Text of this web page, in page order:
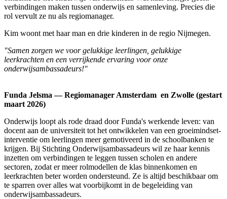
verbindingen maken tussen onderwijs en samenleving. Precies die
rol vervult ze nu als regiomanager.
Kim woont met haar man en drie kinderen in de regio Nijmegen.
"Samen zorgen we voor gelukkige leerlingen, gelukkige
leerkrachten en een verrijkende ervaring voor onze
onderwijsambassadeurs!"
Funda Jelsma — Regiomanager Amsterdam en Zwolle (gestart
maart 2026)
Onderwijs loopt als rode draad door Funda's werkende leven: van
docent aan de universiteit tot het ontwikkelen van een groeimindset-
interventie om leerlingen meer gemotiveerd in de schoolbanken te
krijgen. Bij Stichting Onderwijsambassadeurs wil ze haar kennis
inzetten om verbindingen te leggen tussen scholen en andere
sectoren, zodat er meer rolmodellen de klas binnenkomen en
leerkrachten beter worden ondersteund. Ze is altijd beschikbaar om
te sparren over alles wat voorbijkomt in de begeleiding van
onderwijsambassadeurs.